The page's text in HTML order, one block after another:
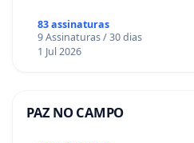
83 assinaturas
9 Assinaturas / 30 dias
1 Jul 2026
PAZ NO CAMPO